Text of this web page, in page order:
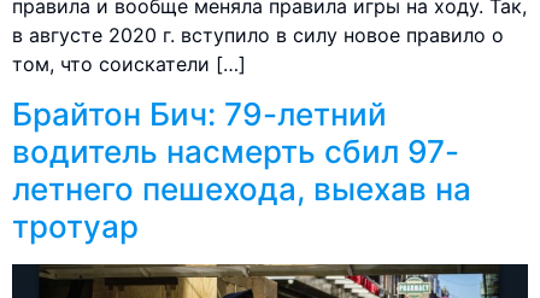
правила и вообще меняла правила игры на ходу. Так,
в августе 2020 г. вступило в силу новое правило о
том, что соискатели […]
Брайтон Бич: 79-летний
водитель насмерть сбил 97-
летнего пешехода, выехав на
тротуар